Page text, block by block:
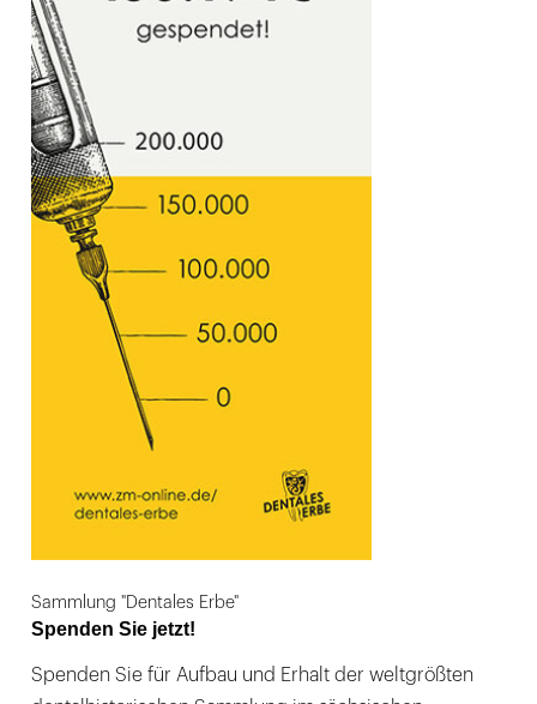
Sammlung "Dentales Erbe"
Spenden Sie jetzt!
Spenden Sie für Aufbau und Erhalt der weltgrößten